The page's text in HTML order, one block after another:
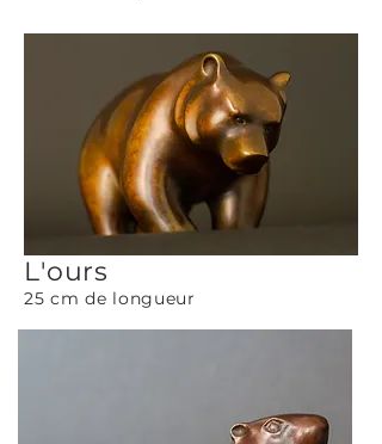
L'ours
25 cm de longueur